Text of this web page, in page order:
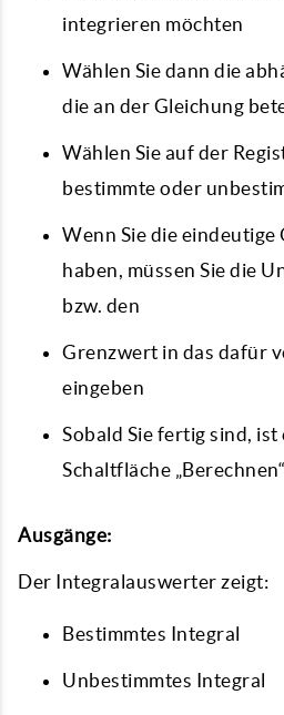
integrieren möchten
Wählen Sie dann die
die an der Gleichung
Wählen Sie auf der
bestimmte oder
Wenn Sie die
haben, müssen Sie die
bzw. den
Grenzwert in das dafür
eingeben
Sobald Sie fertig sind,
Schaltfläche
Ausgänge:
Der Integralauswerter zeigt:
Bestimmtes Integral
Unbestimmtes Integral